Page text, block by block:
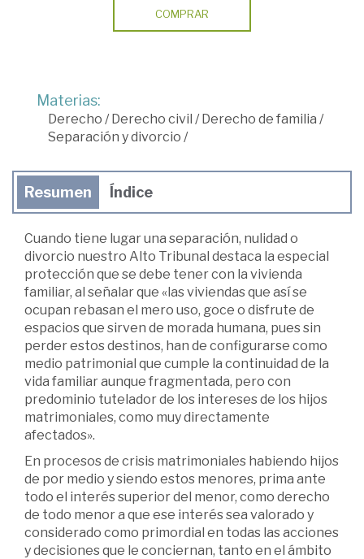
COMPRAR
Materias:
Derecho /Derecho civil /Derecho de familia /
Separación y divorcio /
Resumen Índice
Cuando tiene lugar una separación, nulidad o
divorcio nuestro Alto Tribunal destaca la especial
protección que se debe tener con la vivienda
familiar, al señalar que «las viviendas que así se
ocupan rebasan el mero uso, goce o disfrute de
espacios que sirven de morada humana, pues sin
perder estos destinos, han de configurarse como
medio patrimonial que cumple la continuidad de la
vida familiar aunque fragmentada, pero con
predominio tutelador de los intereses de los hijos
matrimoniales, como muy directamente
afectados».
En procesos de crisis matrimoniales habiendo hijos
de por medio y siendo estos menores, prima ante
todo el interés superior del menor, como derecho
de todo menor a que ese interés sea valorado y
considerado como primordial en todas las acciones
y decisiones que le conciernan, tanto en el ámbito